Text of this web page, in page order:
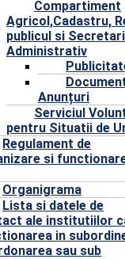
Compartiment
Agricol,Cadastru,
publicul si
Administrativ
Anunțuri
Serviciul
pentru Situatii de
Regulament de
si
Organigrama
Lista si datele de
ale institutiilor
in
sau sub